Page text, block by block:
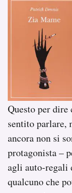
Questo per dire
sentito parlare,
ancora non si
protagonista –
agli auto-regali
qualcuno che